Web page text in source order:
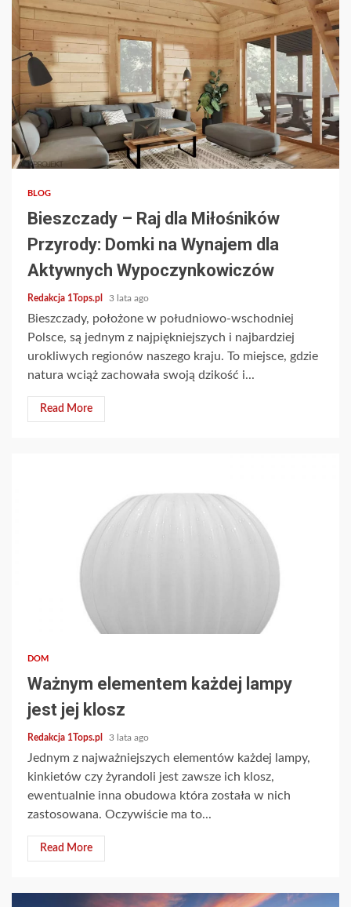
3 min read
BLOG
Bieszczady – Raj dla Miłośników
Przyrody: Domki na Wynajem dla
Aktywnych Wypoczynkowiczów
Redakcja 1Tops.pl 3 lata ago
Bieszczady, położone w południowo-wschodniej
Polsce, są jednym z najpiękniejszych i najbardziej
urokliwych regionów naszego kraju. To miejsce, gdzie
natura wciąż zachowała swoją dzikość i...
Read More
DOM
Ważnym elementem każdej lampy
jest jej klosz
Redakcja 1Tops.pl 3 lata ago
Jednym z najważniejszych elementów każdej lampy,
kinkietów czy żyrandoli jest zawsze ich klosz,
ewentualnie inna obudowa która została w nich
zastosowana. Oczywiście ma to...
Read More